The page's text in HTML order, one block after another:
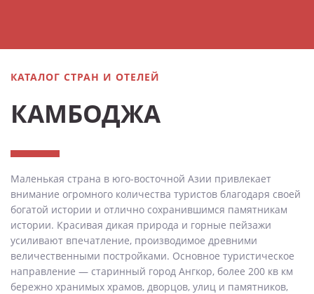
КАТАЛОГ СТРАН И ОТЕЛЕЙ
КАМБОДЖА
Маленькая страна в юго-восточной Азии привлекает
внимание огромного количества туристов благодаря своей
богатой истории и отлично сохранившимся памятникам
истории. Красивая дикая природа и горные пейзажи
усиливают впечатление, производимое древними
величественными постройками. Основное туристическое
направление — старинный город Ангкор, более 200 кв км
бережно хранимых храмов, дворцов, улиц и памятников,